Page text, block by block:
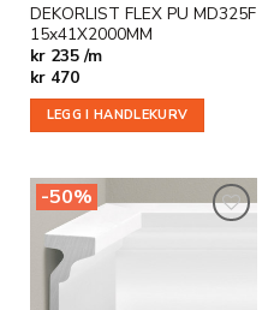
DEKORLIST FLEX PU MD325F
15x41X2000MM
kr 235 /m
kr470
LEGG I HANDLEKURV
-50%